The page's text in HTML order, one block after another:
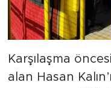
Karşılaşma
alan Hasan